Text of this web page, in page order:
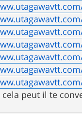
peut il te